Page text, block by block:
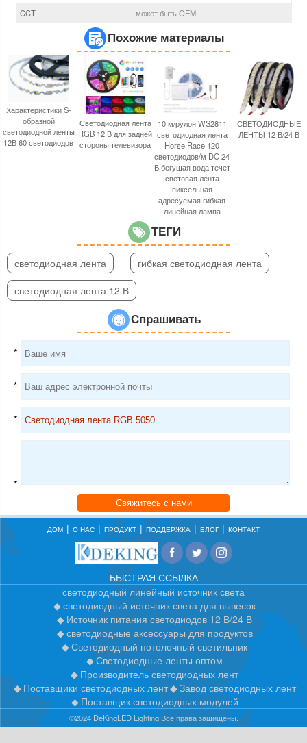
CCT
может быть OEM
Похожие материалы
Характеристики S-
образной
светодиодной ленты
12В 60 светодиодов
Светодиодная лента
RGB 12 В для задней
стороны телевизора
10 м/рулон WS2811
светодиодная лента
Horse Race 120
светодиодов/м DC 24
В бегущая вода течет
световая лента
пиксельная
адресуемая гибкая
линейная лампа
СВЕТОДИОДНЫЕ
ЛЕНТЫ 12 В/24 В
ТЕГИ
светодиодная лента
гибкая светодиодная лента
светодиодная лента 12 В
Спрашивать
*
*
*
*
Свяжитесь с нами
ДОМ О НАС ПРОДУКТ ПОДДЕРЖКА БЛОГ КОНТАКТ
БЫСТРАЯ ССЫЛКА
светодиодный линейный источник света
светодиодный источник света для вывесок
Источник питания светодиодов 12 В/24 В
светодиодные аксессуары для продуктов
Светодиодный потолочный светильник
Светодиодные ленты оптом
Производитель светодиодных лент
Поставщики светодиодных лент
Завод светодиодных лент
Поставщик светодиодных модулей
©2024 DeKingLED Lighting Все права защищены.